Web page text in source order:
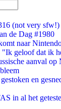
(not very sfw!)
de Dag #1980
naar
"Ik geloof dat ik
aanval
en
in al het